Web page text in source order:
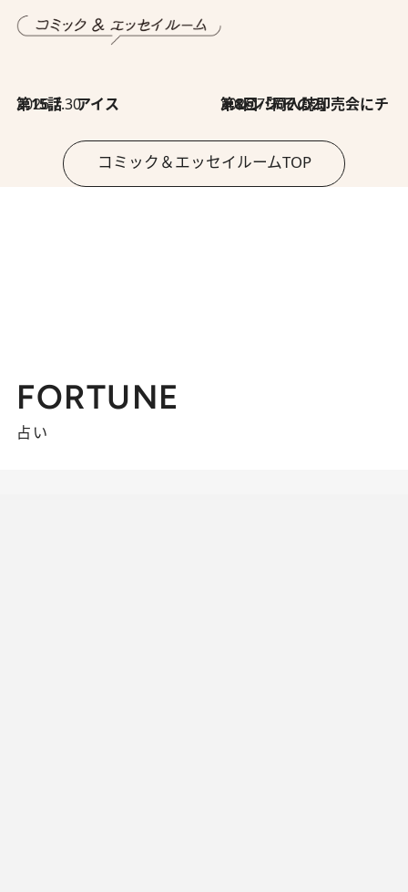
2026.7.30
第15話 アイス 2026.7.30
第8回「同人誌即売会にチャレンジ その2」
コミック＆エッセイルームTOP
FORTUNE
占い